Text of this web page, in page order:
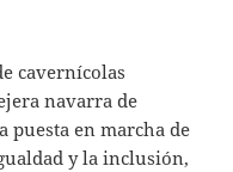
cavernícolas
navarra de
puesta en marcha de
y la inclusión,